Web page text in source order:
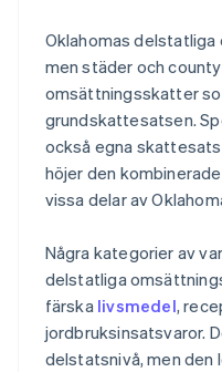
Oklahomas
men städer och
omsättningsskatter
grundskattesatsen.
också egna
höjer den
vissa delar av
Några kategorier av
delstatliga
färska livsmedel,
jordbruksinsatsvaror.
delstatsnivå, men den